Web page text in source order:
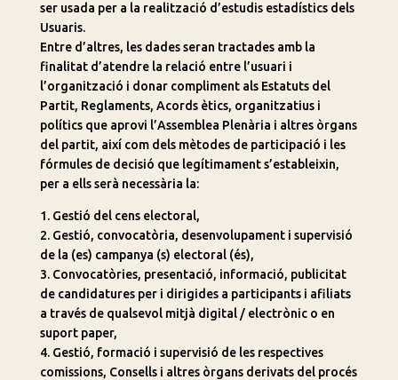
ser usada per a la realització d’estudis estadístics dels
Usuaris.
Entre d’altres, les dades seran tractades amb la
finalitat d’atendre la relació entre l’usuari i
l’organització i donar compliment als Estatuts del
Partit, Reglaments, Acords ètics, organitzatius i
polítics que aprovi l’Assemblea Plenària i altres òrgans
del partit, així com dels mètodes de participació i les
fórmules de decisió que legítimament s’estableixin,
per a ells serà necessària la:
1. Gestió del cens electoral,
2. Gestió, convocatòria, desenvolupament i supervisió
de la (es) campanya (s) electoral (és),
3. Convocatòries, presentació, informació, publicitat
de candidatures per i dirigides a participants i afiliats
a través de qualsevol mitjà digital / electrònic o en
suport paper,
4. Gestió, formació i supervisió de les respectives
comissions, Consells i altres òrgans derivats del procés